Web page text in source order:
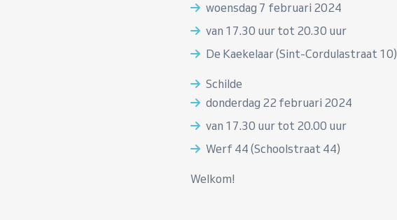
woensdag 7 februari 2024
van 17.30 uur tot 20.30 uur
De Kaekelaar (Sint-Cordulastraat 10)
Schilde
donderdag 22 februari 2024
van 17.30 uur tot 20.00 uur
Werf 44 (Schoolstraat 44)
Welkom!